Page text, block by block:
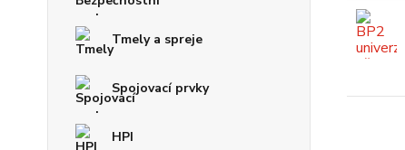
Tmely a spreje
Spojovací prvky
HPI